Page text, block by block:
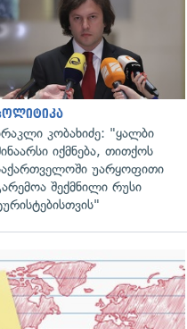
კობახიძე: "ყალბი
იქმნება, თითქოს
უარყოფითი
შექმნილი რუსი